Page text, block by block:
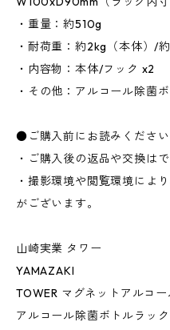
・重量：約510g
・耐荷重：約2kg（本体）/
・内容物：本体/フック x2
・その他：アルコール除菌
●ご購入前にお読みください
・ご購入後の返品や交換はで
・撮影環境や閲覧環境によ
がございます。
山崎実業 タワー
YAMAZAKI
TOWER マグネットアルコ
アルコール除菌ボトルラック